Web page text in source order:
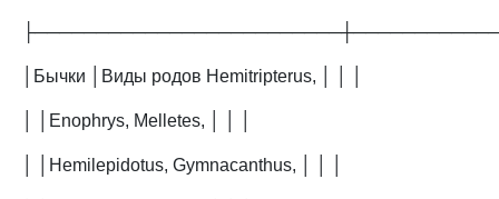
│Бычки │Виды родов Hemitripterus, │ │ │
│ │Enophrys, Melletes, │ │ │
│ │Hemilepidotus, Gymnacanthus, │ │ │